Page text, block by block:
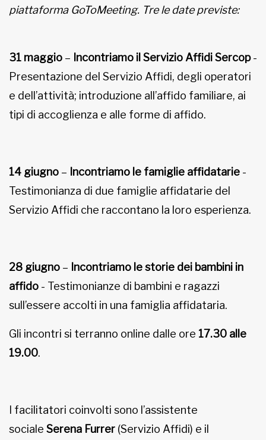
piattaforma GoToMeeting. Tre le date previste:
31 maggio – Incontriamo il Servizio Affidi Sercop-
Presentazione del Servizio Affidi, degli operatori
e dell’attività; introduzione all’affido familiare, ai
tipi di accoglienza e alle forme di affido.
14 giugno – Incontriamo le famiglie affidatarie -
Testimonianza di due famiglie affidatarie del
Servizio Affidi che raccontano la loro esperienza.
28 giugno – Incontriamo le storie dei bambini in
affido - Testimonianze di bambini e ragazzi
sull’essere accolti in una famiglia affidataria.
Gli incontri si terranno online dalle ore 17.30 alle
19.00.
I facilitatori coinvolti sono l’assistente
sociale Serena Furrer (Servizio Affidi) e il